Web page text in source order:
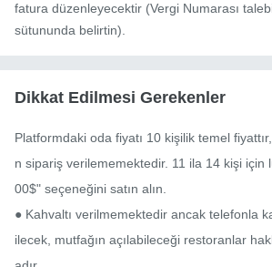
fatura düzenleyecektir (Vergi Numarası
sütununda belirtin).
Dikkat Edilmesi Gerekenler
Platformdaki oda fiyatı 10 kişilik temel
n sipariş verilememektedir. 11 ila 14 kişi için
00$" seçeneğini satın alın.
● Kahvaltı verilmemektedir ancak telefonla
ilecek, mutfağın açılabileceği restoranlar